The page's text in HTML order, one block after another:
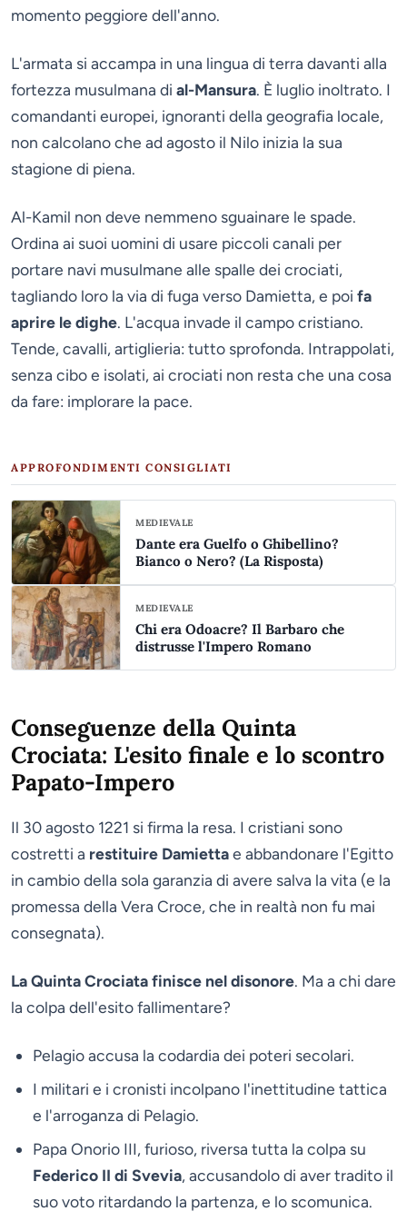
momento peggiore dell'anno.
L'armata si accampa in una lingua di terra davanti alla
fortezza musulmana di al-Mansura. È luglio inoltrato. I
comandanti europei, ignoranti della geografia locale,
non calcolano che ad agosto il Nilo inizia la sua
stagione di piena.
Al-Kamil non deve nemmeno sguainare le spade.
Ordina ai suoi uomini di usare piccoli canali per
portare navi musulmane alle spalle dei crociati,
tagliando loro la via di fuga verso Damietta, e poi fa
aprire le dighe. L'acqua invade il campo cristiano.
Tende, cavalli, artiglieria: tutto sprofonda. Intrappolati,
senza cibo e isolati, ai crociati non resta che una cosa
da fare: implorare la pace.
APPROFONDIMENTI CONSIGLIATI
MEDIEVALE
Dante era Guelfo o Ghibellino?
Bianco o Nero? (La Risposta)
MEDIEVALE
Chi era Odoacre? Il Barbaro che
distrusse l'Impero Romano
Conseguenze della Quinta
Crociata: L'esito finale e lo scontro
Papato-Impero
Il 30 agosto 1221 si firma la resa. I cristiani sono
costretti a restituire Damiettae abbandonare l'Egitto
in cambio della sola garanzia di avere salva la vita (e la
promessa della Vera Croce, che in realtà non fu mai
consegnata).
La Quinta Crociata finisce nel disonore. Ma a chi dare
la colpa dell'esito fallimentare?
Pelagio accusa la codardia dei poteri secolari.
I militari e i cronisti incolpano l'inettitudine tattica
e l'arroganza di Pelagio.
Papa Onorio III, furioso, riversa tutta la colpa su
Federico II di Svevia, accusandolo di aver tradito il
suo voto ritardando la partenza, e lo scomunica.